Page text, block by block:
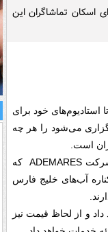
هتل‌های شناور برای اسکان تماشاگران این
تلاش می‌کند تا استادیوم‌های خود برای
از سراسر جهان برگزاری می‌شود را هر چه
است.
رسانه فنلاندی PRNews با انتشار عکسی ادعا کرده که قطری‌ها با همکاری شرکت ADEMARES که
تا ۱۶ هتل شناور را در کناره‌ آب‌های خلیج فارس
در خود جای خواهد داد و از لحاظ قیمت نیز